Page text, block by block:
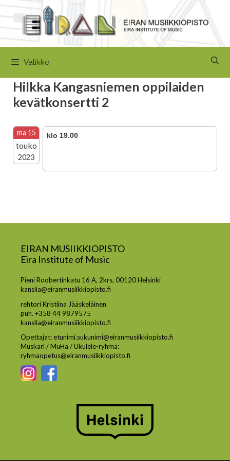
sisältöön
Valikko
Hilkka Kangasniemen oppilaiden
kevätkonsertti 2
ma 15
touko
2023
klo 19.00
EIRAN MUSIIKKIOPISTO
Eira Institute of Music
Pieni Roobertinkatu 16 A, 2krs, 00120 Helsinki
kanslia@eiranmusiikkiopisto.fi
rehtori Kristiina Jääskeläinen
puh. +358 44 9879575
kanslia@eiranmusiikkiopisto.fi
Opettajat: etunimi.sukunimi@eiranmusiikkiopisto.fi
Muskari / MuHa / Ukulele-ryhmä:
ryhmaopetus@eiranmusiikkiopisto.fi